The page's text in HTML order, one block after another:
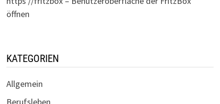
öffnen
KATEGORIEN
Allgemein